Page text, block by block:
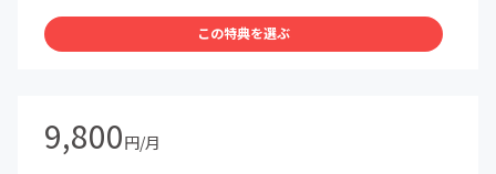
この特典を選ぶ
9,800円/月